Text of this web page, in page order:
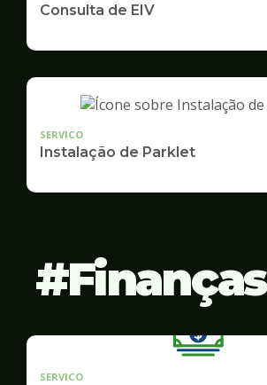
Consulta de EIV
SERVICO
Instalação de Parklet
Finanças
SERVICO